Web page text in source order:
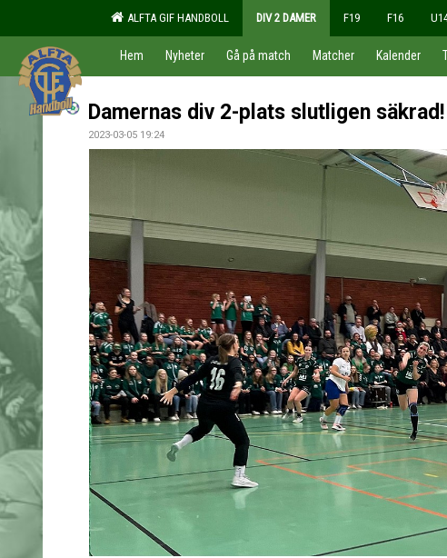
ALFTA GIF HANDBOLL DIV 2 DAMER F19 F16
Hem Nyheter Gå på match Matcher Kalender
Damernas div 2-plats slutligen säkrad!
2023-03-05 19:24